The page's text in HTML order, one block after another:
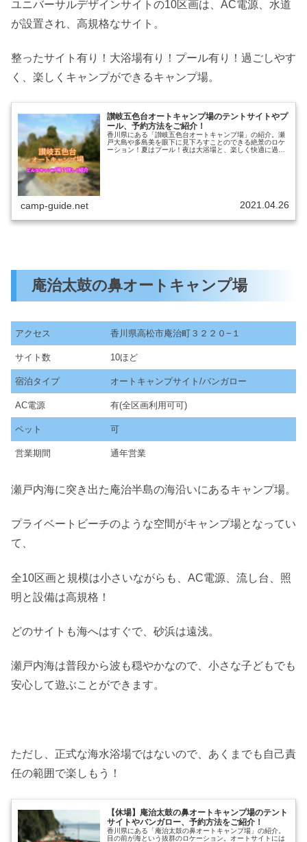
ユニバーサルデザインサイトの10区画は、AC電源、水道
が設置され、高規格なサイト。
整ったサイト有り！大浴場有り！プール有り！過ごしやす
く、楽しくキャンプができるキャンプ場。
讃岐五色台オートキャンプ場のテントサイトやプ
ール、予約方法をご紹介！
香川県にある「讃岐五色台オートキャンプ場」の紹介。瀬
戸大島や多島美を眼下に見下ろすことのできる絶景のロケ
ーション！夏はプール！夜は大浴場と、楽しく快適に過ご
camp-guide.net 2021.04.26
庵治太鼓の鼻オートキャンプ場
アクセス 香川県高松市庵治町３２２０−１
サイト数 10ほど
宿泊タイプ オートキャンプサイト/バンガロー
AC電源 有(全区画利用可可)
ペット 可
営業期間 通年営業
瀬戸内海に突き出た庵治半島の海沿いにあるキャンプ場。
プライベートビーチのような空間がキャンプ場となってい
て、
全10区画と規模は小さいながらも、AC電源、流し台、照
明と設備は高規格！
どのサイトも海へはすぐで、砂浜は遠浅。
瀬戸内海は普段から波も穏やかなので、小さな子どもでも
安心して遊ぶことができます。
ただし、正式な海水浴場ではないので、あくまでも自己責
任の範囲で楽しもう！
【休場】庵治太鼓の鼻オートキャンプ場のテント
サイトやバンガロー、予約方法をご紹介！
香川県にある「庵治太鼓の鼻オートキャンプ場」の紹介。
目の前が海という抜群のロケーション。オートサイトには